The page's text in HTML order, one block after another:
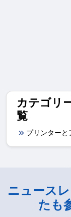
カテゴリ
覧
プリンターと
ニュース
たも